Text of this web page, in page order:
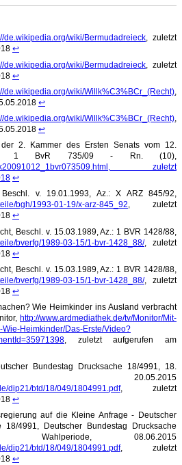
de.wikipedia.org/wiki/Bermudadreieck, zuletzt
↩
de.wikipedia.org/wiki/Bermudadreieck , zuletzt
↩
de.wikipedia.org/wiki/Willk%C3%BCr_(Recht)
↩
de.wikipedia.org/wiki/Willk%C3%BCr_(Recht),
↩
der 2. Kammer des Ersten Senats vom 12.
- 1 BvR 735/09 - Rn. (10),
e/rk20091012_1bvr073509.html, zuletzt
↩
Beschl. v. 19.01.1993, Az.: X ARZ 845/92,
bgh/1993-01-19/x-arz-845_92, zuletzt
↩
Beschl. v. 15.03.1989, Az.: 1 BVR 1428/88,
bverfg/1989-03-15/1-bvr-1428_88/, zuletzt
↩
Beschl. v. 15.03.1989, Az.: 1 BVR 1428/88,
bverfg/1989-03-15/1-bvr-1428_88/, zuletzt
↩
Wie Heimkinder ins Ausland verbracht
http://www.ardmediathek.de/tv/Monitor/Mit-
Heimkinder/Das-Erste/Video?
, zuletzt aufgerufen am
Bundestag Drucksache 18/4991, 18.
20.05.2015
dip21/btd/18/049/1804991.pdf, zuletzt
↩
auf die Kleine Anfrage - Deutscher
18/4991, Deutscher Bundestag Drucksache
08.06.2015
dip21/btd/18/049/1804991.pdf, zuletzt
↩